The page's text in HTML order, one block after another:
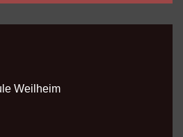
Weilheim